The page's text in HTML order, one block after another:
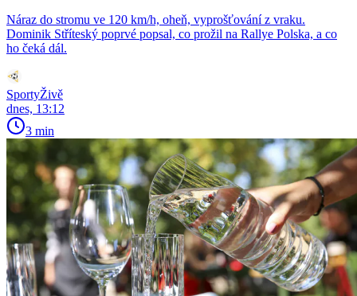
Náraz do stromu ve 120 km/h, oheň, vyprošťování z vraku.
Dominik Stříteský poprvé popsal, co prožil na Rallye Polska, a co
ho čeká dál.
SportyŽivě
dnes, 13:12
3 min